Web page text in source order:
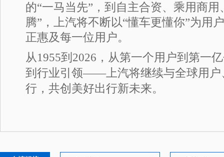
的“一马当先”，到自主合资、乘用商
腾”，上汽将不断以“懂车更懂你”为用
正惠及每一位用户。
从1955到2026，从第一个用户到第一
到行业引领——上汽将继续与全球用户
行，共创美好出行新未来。